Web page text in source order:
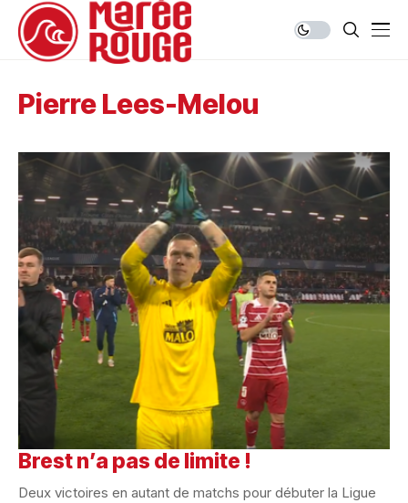
Pierre Lees-Melou
Brest n’a pas de limite !
Deux victoires en autant de matchs pour débuter la Ligue